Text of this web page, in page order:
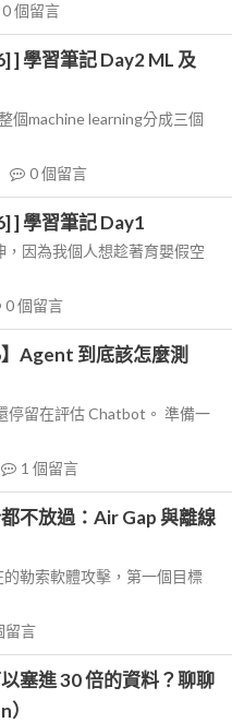
0個留言
] 學習筆記 Day2 ML 及
個machine learning分成三個
0個留言
] 學習筆記 Day1
因為我個人想趁著育嬰假空
0個留言
Agent 到底該怎麼測
停留在評估 Chatbot。 準備一
1 個留言
不放過：Air Gap 與離線
勒索軟體攻擊，第一個目標
留言
塞進 30 倍的資料？聊聊